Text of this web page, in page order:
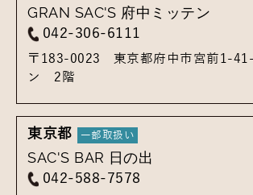
GRAN SAC'S 府中ミッテン
042-306-6111
〒183-0023 東京都府中市宮前1-
ン 2階
東京都
SAC'S BAR 日の出
042-588-7578